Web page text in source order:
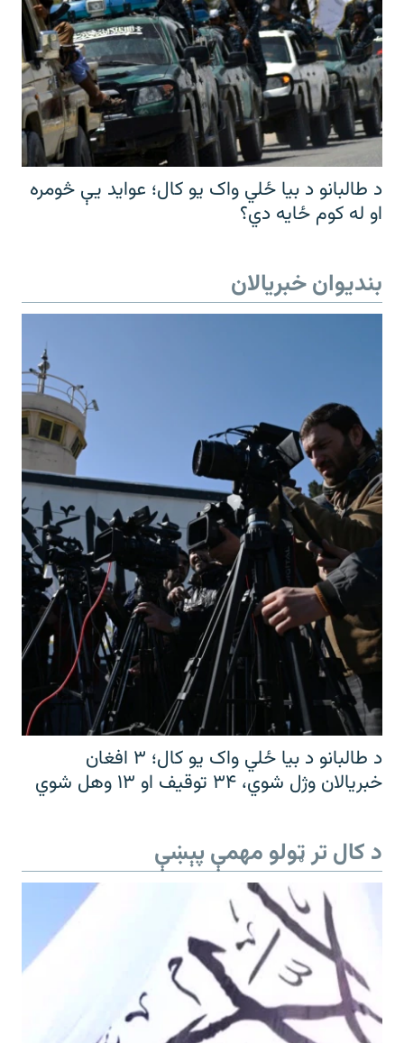
د طالبانو د بیا ځلي واک یو کال؛ عواید یې څومره
او له کوم ځایه دي؟
بندیوان خبریالان
د طالبانو د بیا ځلي واک یو کال؛ ۳ افغان
خبریالان وژل شوي، ۳۴ توقیف او ۱۳ وهل شوي
د کال تر ټولو مهمې پېښې